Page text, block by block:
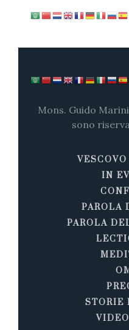
Mons. Guido
sono
IN
PAROLA
PAROLA
STORIE